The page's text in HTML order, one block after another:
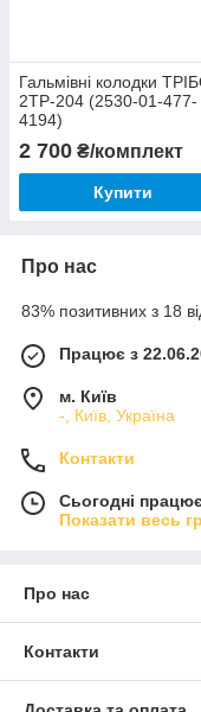
Гальмівні колодки
2ТР-204 (2530-01-477-
4194)
2 700 ₴/комплект
Купити
Про нас
83% позитивних з 18
Працює з
м. Київ
-, Київ, Україна
Контакти
Сьогодні
Показати весь
Про нас
Контакти